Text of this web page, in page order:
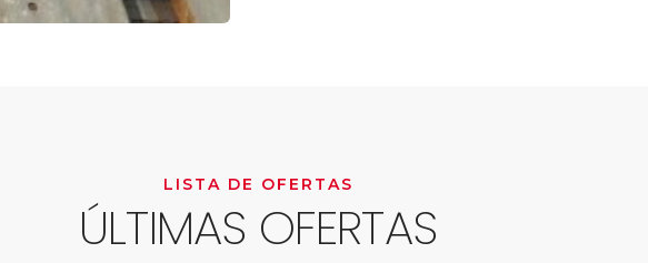
LISTA DE OFERTAS
ÚLTIMAS OFERTAS